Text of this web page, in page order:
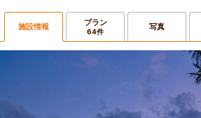
施設情報 プラン
64件 写真